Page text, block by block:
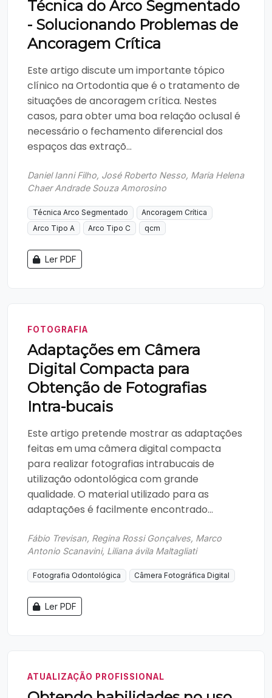
Técnica do Arco Segmentado
- Solucionando Problemas de
Ancoragem Crítica
Este artigo discute um importante tópico
clínico na Ortodontia que é o tratamento de
situações de ancoragem crítica. Nestes
casos, para obter uma boa relação oclusal é
necessário o fechamento diferencial dos
espaços das extraçõ...
Daniel Ianni Filho, José Roberto Nesso, Maria Helena
Chaer Andrade Souza Amorosino
Técnica Arco Segmentado
Ancoragem Crítica
Arco Tipo A
Arco Tipo C qcm
Ler PDF
FOTOGRAFIA
Adaptações em Câmera
Digital Compacta para
Obtenção de Fotografias
Intra-bucais
Este artigo pretende mostrar as adaptações
feitas em uma câmera digital compacta
para realizar fotografias intrabucais de
utilização odontológica com grande
qualidade. O material utilizado para as
adaptações é facilmente encontrado...
Fábio Trevisan, Regina Rossi Gonçalves, Marco
Antonio Scanavini, Liliana ávila Maltagliati
Fotografia Odontológica Câmera Fotográfica Digital
Ler PDF
ATUALIZAÇÃO PROFISSIONAL